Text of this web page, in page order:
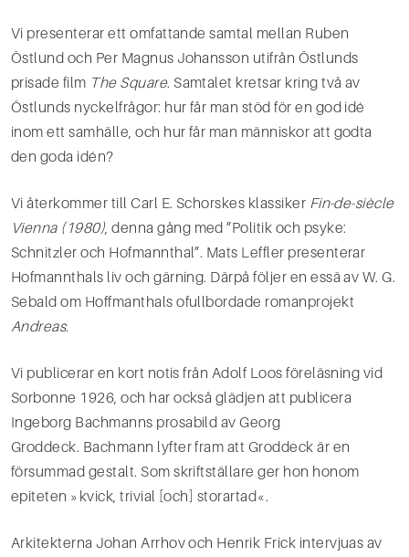
Vi presenterar ett omfattande samtal mellan Ruben
Östlund och Per Magnus Johansson utifrån Östlunds
prisade film The Square. Samtalet kretsar kring två av
Östlunds nyckel­frågor: hur får man stöd för en god idé
inom ett samhälle, och hur får man människor att godta
den goda idén?
Vi återkommer till Carl E. Schorskes klassiker Fin-de-siècle
Vienna (1980), denna gång med ”Politik och psyke:
Schnitzler och Hofmannthal”. Mats Leffler presenterar
Hofmannthals liv och gärning. Därpå följer en essä av W. G.
Sebald om Hoffmanthals ofullbordade romanprojekt
Andreas.
Vi publicerar en kort notis från Adolf Loos föreläsning vid
Sorbonne 1926, och har också glädjen att publicera
Ingeborg Bachmanns prosabild av Georg
Groddeck. Bachmann lyfter fram att Groddeck är en
försummad gestalt. Som skriftställare ger hon honom
epiteten »kvick, trivial [och] storartad«.
Arkitekterna Johan Arrhov och Henrik Frick intervjuas av